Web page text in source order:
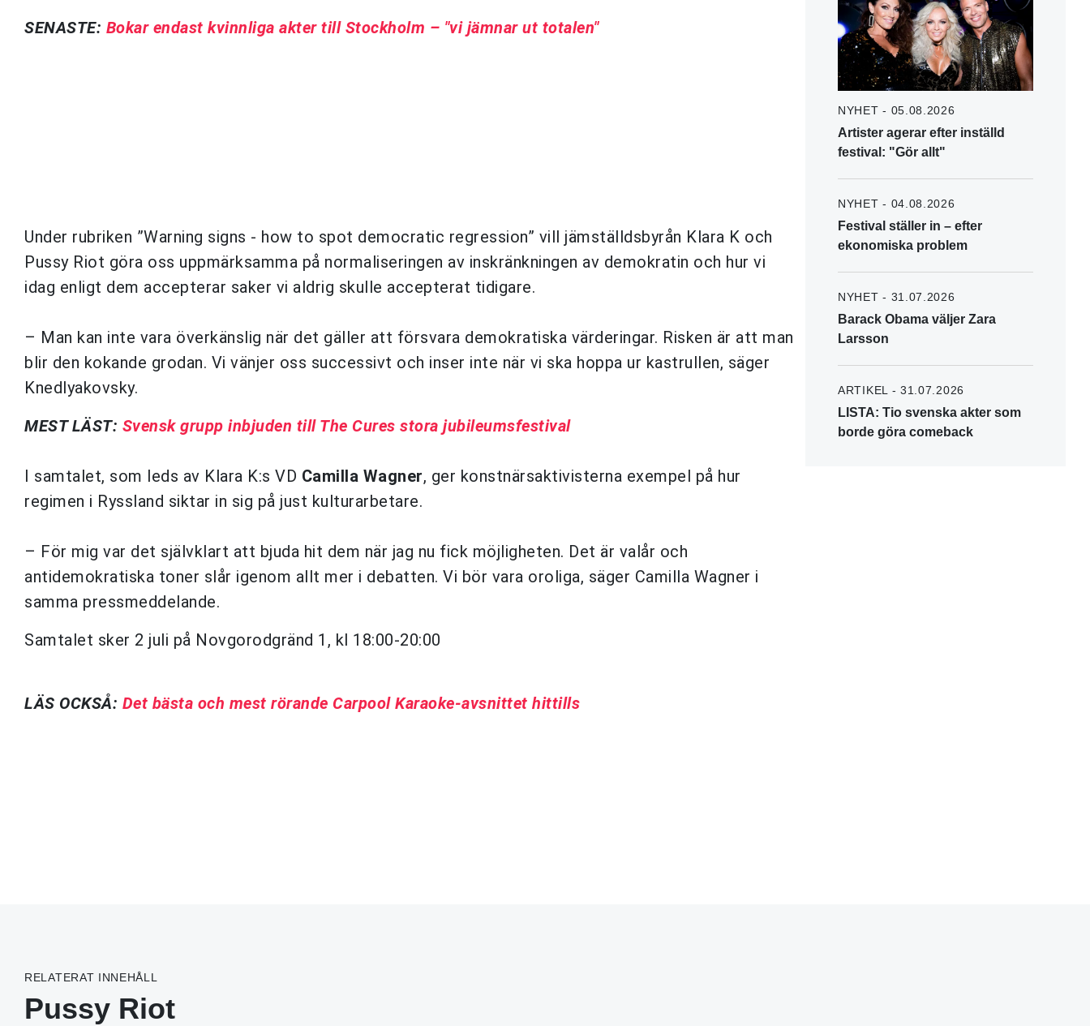
SENASTE: Bokar endast kvinnliga akter till Stockholm – "vi jämnar ut totalen"
Under rubriken ”Warning signs - how to spot democratic regression” vill jämställdsbyrån Klara K och
Pussy Riot göra oss uppmärksamma på normaliseringen av inskränkningen av demokratin och hur vi
idag enligt dem accepterar saker vi aldrig skulle accepterat tidigare.
– Man kan inte vara överkänslig när det gäller att försvara demokratiska värderingar. Risken är att man
blir den kokande grodan. Vi vänjer oss successivt och inser inte när vi ska hoppa ur kastrullen, säger
Knedlyakovsky.
MEST LÄST: Svensk grupp inbjuden till The Cures stora jubileumsfestival
I samtalet, som leds av Klara K:s VD Camilla Wagner, ger konstnärsaktivisterna exempel på hur
regimen i Ryssland siktar in sig på just kulturarbetare.
– För mig var det självklart att bjuda hit dem när jag nu fick möjligheten. Det är valår och
antidemokratiska toner slår igenom allt mer i debatten. Vi bör vara oroliga, säger Camilla Wagner i
samma pressmeddelande.
Samtalet sker 2 juli på Novgorodgränd 1, kl 18:00-20:00
LÄS OCKSÅ: Det bästa och mest rörande Carpool Karaoke-avsnittet hittills
NYHET - 05.08.2026
Artister agerar efter inställd
festival: "Gör allt"
NYHET - 04.08.2026
Festival ställer in – efter
ekonomiska problem
NYHET - 31.07.2026
Barack Obama väljer Zara
Larsson
ARTIKEL - 31.07.2026
LISTA: Tio svenska akter som
borde göra comeback
RELATERAT INNEHÅLL
Pussy Riot